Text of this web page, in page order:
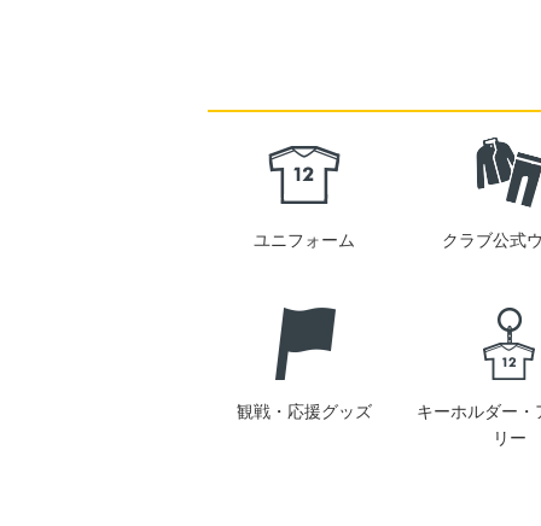
ユニフォーム クラブ公式
観戦・応援グッズ
キーホルダー・
リー